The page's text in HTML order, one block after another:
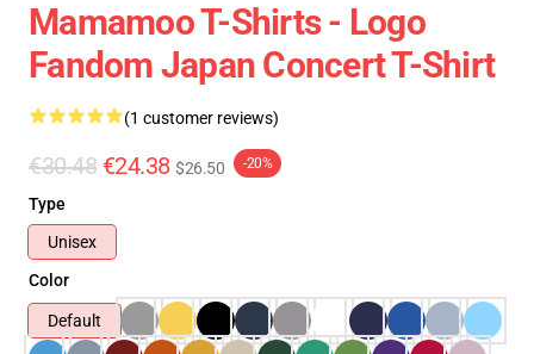
Mamamoo T-Shirts - Logo
Fandom Japan Concert T-Shirt
(1 customer reviews)
€30.48 €24.38 $26.50 -20%
Type
Unisex
Color
Default